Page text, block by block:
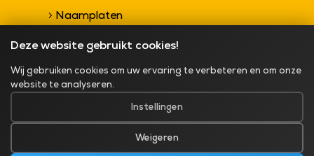
5 Naamplaten
5Bewegwijzering
5Gevelreclame
5Informatieborden
©2026 Quality Reclame
Deze website gebruikt cookies!
Wij gebruiken cookies om uw ervaring te verbeteren en om onze
website te analyseren.
Instellingen
Weigeren